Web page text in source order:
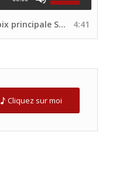
Site UNP) 4:41
Cliquez sur moi